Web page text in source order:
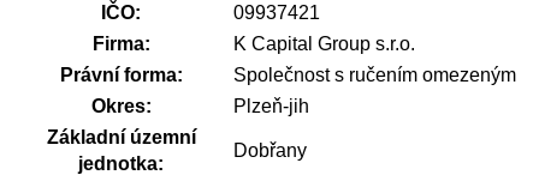
IČO:
09937421
Firma:
K Capital Group s.r.o.
Právní forma:
Společnost s ručením omezeným
Okres:
Plzeň-jih
Základní územní
jednotka:
Dobřany